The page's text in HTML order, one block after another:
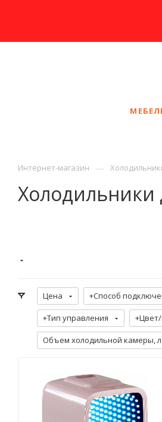
Интернет-магазин —
Холодильники
Цена +Способ
+Тип управления
Объем холодильной камеры, л